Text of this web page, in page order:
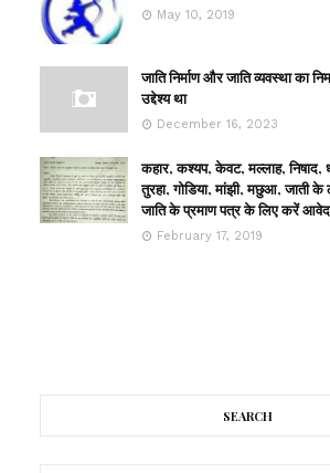
May 10, 2019
जाति निर्माण और जाति व्यवस्था का
उद्देश्य था
December 16, 2023
कहार, कश्यप, केवट, मल्लाह, निषाद,
तुरहा, गोडिया, मांझी, मछुआ, जाती
जाति के प्रमाण पत्र के लिए करें
February 17, 2019
SEARCH